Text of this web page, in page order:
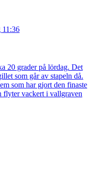
11:36
20 grader på lördag. Det
som går av stapeln då.
som har gjort den finaste
flyter vackert i vallgraven